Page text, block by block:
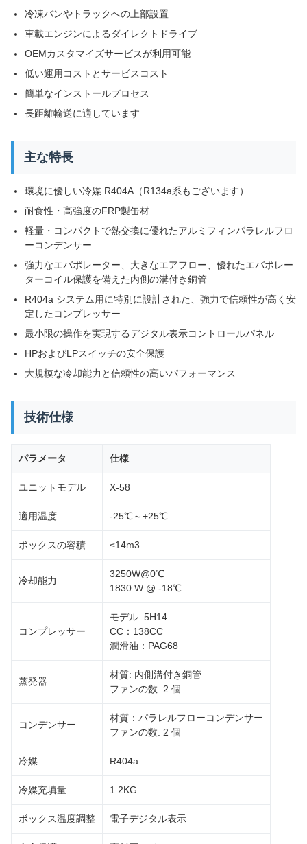
冷凍バンやトラックへの上部設置
車載エンジンによるダイレクトドライブ
OEMカスタマイズサービスが利用可能
低い運用コストとサービスコスト
簡単なインストールプロセス
長距離輸送に適しています
主な特長
環境に優しい冷媒 R404A（R134a系もございます）
耐食性・高強度のFRP製缶材
軽量・コンパクトで熱交換に優れたアルミフィンパラレルフロ
ーコンデンサー
強力なエバポレーター、大きなエアフロー、優れたエバポレー
ターコイル保護を備えた内側の溝付き銅管
R404a システム用に特別に設計された、強力で信頼性が高く安
定したコンプレッサー
最小限の操作を実現するデジタル表示コントロールパネル
HPおよびLPスイッチの安全保護
大規模な冷却能力と信頼性の高いパフォーマンス
技術仕様
パラメータ 仕様
ユニットモデル X-58
適用温度 -25℃～+25℃
ボックスの容積 ≤14m3
冷却能力
3250W@0℃
1830 W @ -18℃
コンプレッサー
モデル: 5H14
CC：138CC
潤滑油：PAG68
蒸発器
材質: 内側溝付き銅管
ファンの数: 2 個
コンデンサー
材質：パラレルフローコンデンサー
ファンの数: 2 個
冷媒 R404a
冷媒充填量 1.2KG
ボックス温度調整 電子デジタル表示